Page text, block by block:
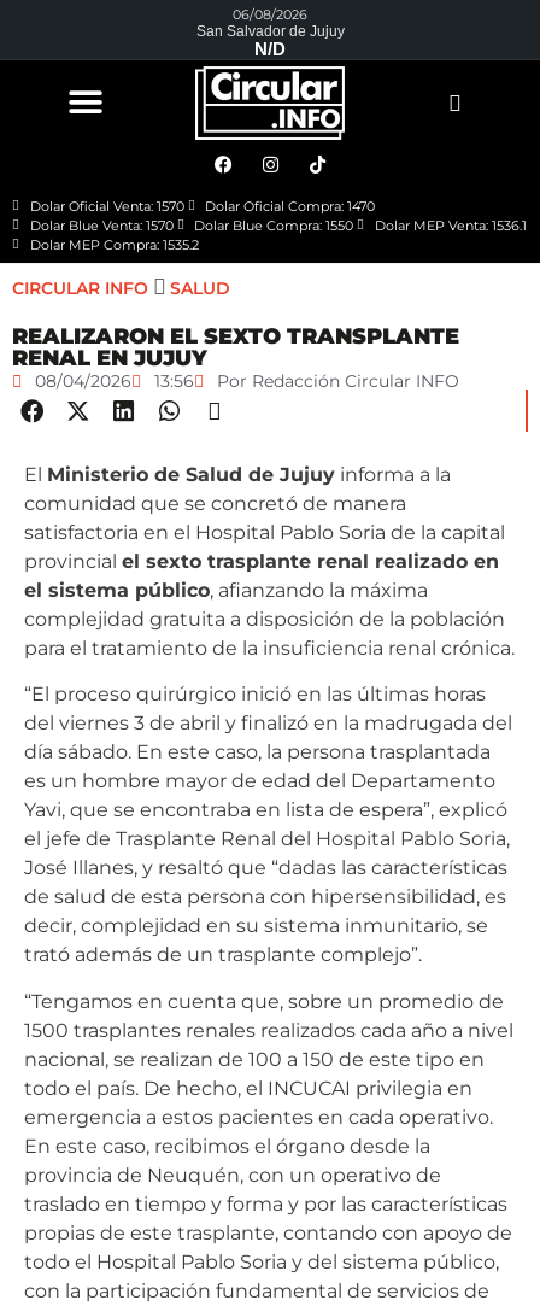
06/08/2026
San Salvador de Jujuy
N/D
Dolar Oficial Venta: 1570
Dolar Oficial Compra: 1470
Dolar Blue Venta: 1570
Dolar Blue Compra: 1550
Dolar MEP Venta: 1536.1
Dolar MEP Compra: 1535.2
CIRCULAR INFO SALUD
REALIZARON EL SEXTO TRANSPLANTE
RENAL EN JUJUY
08/04/2026 13:56 Por Redacción Circular INFO
El Ministerio de Salud de Jujuy informa a la
comunidad que se concretó de manera
satisfactoria en el Hospital Pablo Soria de la capital
provincial el sexto trasplante renal realizado en
el sistema público, afianzando la máxima
complejidad gratuita a disposición de la población
para el tratamiento de la insuficiencia renal crónica.
“El proceso quirúrgico inició en las últimas horas
del viernes 3 de abril y finalizó en la madrugada del
día sábado. En este caso, la persona trasplantada
es un hombre mayor de edad del Departamento
Yavi, que se encontraba en lista de espera”, explicó
el jefe de Trasplante Renal del Hospital Pablo Soria,
José Illanes, y resaltó que “dadas las características
de salud de esta persona con hipersensibilidad, es
decir, complejidad en su sistema inmunitario, se
trató además de un trasplante complejo”.
“Tengamos en cuenta que, sobre un promedio de
1500 trasplantes renales realizados cada año a nivel
nacional, se realizan de 100 a 150 de este tipo en
todo el país. De hecho, el INCUCAI privilegia en
emergencia a estos pacientes en cada operativo.
En este caso, recibimos el órgano desde la
provincia de Neuquén, con un operativo de
traslado en tiempo y forma y por las características
propias de este trasplante, contando con apoyo de
todo el Hospital Pablo Soria y del sistema público,
con la participación fundamental de servicios de